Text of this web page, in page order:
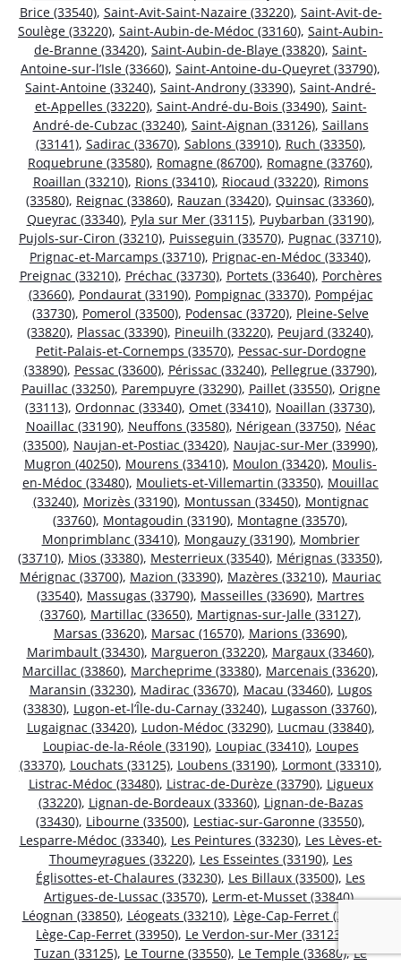
Brice (33540), Saint-Avit-Saint-Nazaire (33220), Saint-Avit-de-
Soulège (33220), Saint-Aubin-de-Médoc (33160), Saint-Aubin-
de-Branne (33420), Saint-Aubin-de-Blaye (33820), Saint-
Antoine-sur-l’Isle (33660), Saint-Antoine-du-Queyret (33790),
Saint-Antoine (33240), Saint-Androny (33390), Saint-André-
et-Appelles (33220), Saint-André-du-Bois (33490), Saint-
André-de-Cubzac (33240), Saint-Aignan (33126), Saillans
(33141), Sadirac (33670), Sablons (33910), Ruch (33350),
Roquebrune (33580), Romagne (86700), Romagne (33760),
Roaillan (33210), Rions (33410), Riocaud (33220), Rimons
(33580), Reignac (33860), Rauzan (33420), Quinsac (33360),
Queyrac (33340), Pyla sur Mer (33115), Puybarban (33190),
Pujols-sur-Ciron (33210), Puisseguin (33570), Pugnac (33710),
Prignac-et-Marcamps (33710), Prignac-en-Médoc (33340),
Preignac (33210), Préchac (33730), Portets (33640), Porchères
(33660), Pondaurat (33190), Pompignac (33370), Pompéjac
(33730), Pomerol (33500), Podensac (33720), Pleine-Selve
(33820), Plassac (33390), Pineuilh (33220), Peujard (33240),
Petit-Palais-et-Cornemps (33570), Pessac-sur-Dordogne
(33890), Pessac (33600), Périssac (33240), Pellegrue (33790),
Pauillac (33250), Parempuyre (33290), Paillet (33550), Origne
(33113), Ordonnac (33340), Omet (33410), Noaillan (33730),
Noaillac (33190), Neuffons (33580), Nérigean (33750), Néac
(33500), Naujan-et-Postiac (33420), Naujac-sur-Mer (33990),
Mugron (40250), Mourens (33410), Moulon (33420), Moulis-
en-Médoc (33480), Mouliets-et-Villemartin (33350), Mouillac
(33240), Morizès (33190), Montussan (33450), Montignac
(33760), Montagoudin (33190), Montagne (33570),
Monprimblanc (33410), Mongauzy (33190), Mombrier
(33710), Mios (33380), Mesterrieux (33540), Mérignas (33350),
Mérignac (33700), Mazion (33390), Mazères (33210), Mauriac
(33540), Massugas (33790), Masseilles (33690), Martres
(33760), Martillac (33650), Martignas-sur-Jalle (33127),
Marsas (33620), Marsac (16570), Marions (33690),
Marimbault (33430), Margueron (33220), Margaux (33460),
Marcillac (33860), Marcheprime (33380), Marcenais (33620),
Maransin (33230), Madirac (33670), Macau (33460), Lugos
(33830), Lugon-et-l’Île-du-Carnay (33240), Lugasson (33760),
Lugaignac (33420), Ludon-Médoc (33290), Lucmau (33840),
Loupiac-de-la-Réole (33190), Loupiac (33410), Loupes
(33370), Louchats (33125), Loubens (33190), Lormont (33310),
Listrac-Médoc (33480), Listrac-de-Durèze (33790), Ligueux
(33220), Lignan-de-Bordeaux (33360), Lignan-de-Bazas
(33430), Libourne (33500), Lestiac-sur-Garonne (33550),
Lesparre-Médoc (33340), Les Peintures (33230), Les Lèves-et-
Thoumeyragues (33220), Les Esseintes (33190), Les
Églisottes-et-Chalaures (33230), Les Billaux (33500), Les
Artigues-de-Lussac (33570), Lerm-et-Musset (33840),
Léognan (33850), Léogeats (33210), Lège-Cap-Ferret (33970)
Lège-Cap-Ferret (33950), Le Verdon-sur-Mer (33123)
Tuzan (33125), Le Tourne (33550), Le Temple (33680),Le